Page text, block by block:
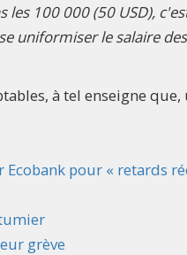
les 100 000 (50 USD),
uniformiser le salaire des
à tel enseigne
Ecobank pour « retards
grève